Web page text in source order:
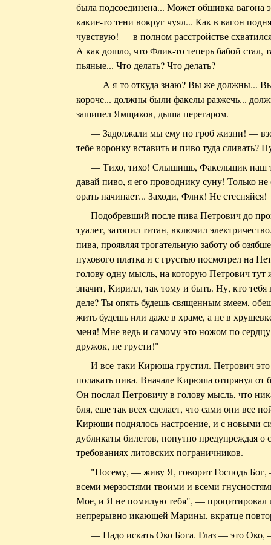
была подсоединена... Может обшивка
какие-то тени вокруг чуял... Как в вагон
чувствую! — в полном расстройстве
А как дошло, что Флик-то теперь бабой
пьяные... Что делать? Что делать?
— А я-то откуда знаю? Вы же должны...
короче... должны были факелы разжечь...
зашипел Ямщиков, дыша перегаром.
— Задолжали мы ему по гроб жизни! —
тебе воронку вставить и пиво туда сливать?
— Тихо, тихо! Слышишь, Факельщик наш
давай пиво, я его проводнику суну! Только
орать начинает... Заходи, Флик! Не стесняйся!
Подобревший после пива Петрович до
туалет, затопил титан, включил
пива, проявляя трогательную заботу об
пухового платка и с грустью посмотрел на
голову одну мысль, на которую Петрович
значит, Кирилл, так тому и быть. Ну, кто
деле? Ты опять будешь священным змеем,
жить будешь или даже в храме, а не в
меня! Мне ведь и самому это ножом по
дружок, не грусти!"
И все-таки Кирюша грустил. Петрович
полакать пива. Вначале Кирюша отпрянул от
Он послал Петровичу в голову мысль, что
бля, еще так всех сделает, что сами они все
Кирюши поднялось настроение, и с новыми
дубликаты билетов, попутно предупреждая
требованиях литовских пограничников.
"Посему, — живу Я, говорит Господь
всеми мерзостями твоими и всеми
Мое, и Я не помилую тебя", — процитировал
непрерывно икающей Марины, вкратце
— Надо искать Око Бога. Глаз — это